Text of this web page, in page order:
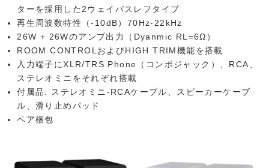
ターを採用した2ウェイバスレフタイプ
再生周波数特性（-10dB）70Hz-22kHz
26W + 26Wのアンプ出力（Dyanmic RL=6Ω）
ROOM CONTROLおよびHIGH TRIM機能を搭載
入力端子にXLR/TRS Phone（コンボジャック）、RCA、
ステレオミニをそれぞれ搭載
付属品: ステレオミニ-RCAケーブル、スピーカーケーブ
ル、滑り止めパッド
ペア梱包